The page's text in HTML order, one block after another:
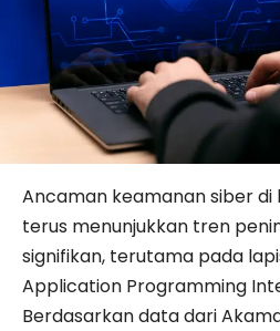
Ancaman keamanan siber di
terus menunjukkan tren
signifikan, terutama pada
Application Programming
Berdasarkan data dari